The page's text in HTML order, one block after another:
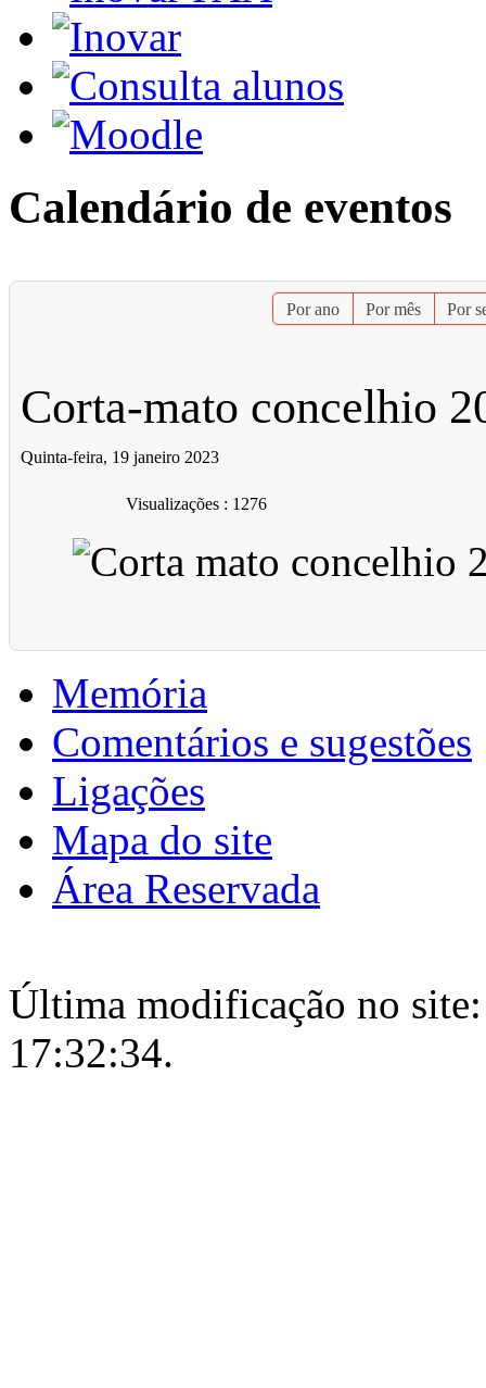
Calendário de eventos
Por ano Por mês Por
Corta-mato concelhio
Quinta-feira, 19 janeiro 2023
Visualizações: 1276
Memória
Comentários e sugestões
Ligações
Mapa do site
Área Reservada
Última modificação no
17:32:34.